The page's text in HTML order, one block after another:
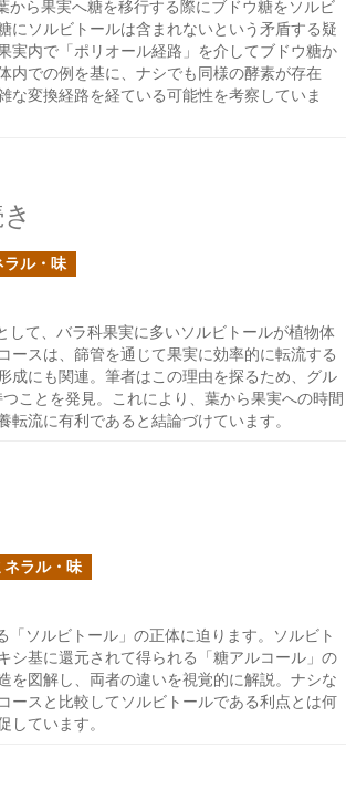
から果実へ糖を移行する際にブドウ糖をソルビ
にソルビトールは含まれないという矛盾する疑
実内で「ポリオール経路」を介してブドウ糖か
内での例を基に、ナシでも同様の酵素が存在
な変換経路を経ている可能性を考察していま
ラル・味
して、バラ科果実に多いソルビトールが植物体
ースは、篩管を通じて果実に効率的に転流する
成にも関連。筆者はこの理由を探るため、グル
ことを発見。これにより、葉から果実への時間
流に有利であると結論づけています。
ネラル・味
ソルビトール」の正体に迫ります。ソルビト
シ基に還元されて得られる「糖アルコール」の
を図解し、両者の違いを視覚的に解説。ナシな
ースと比較してソルビトールである利点とは何
しています。